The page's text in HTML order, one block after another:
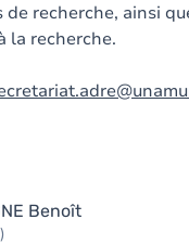
recherche, ainsi
la recherche.
Benoît